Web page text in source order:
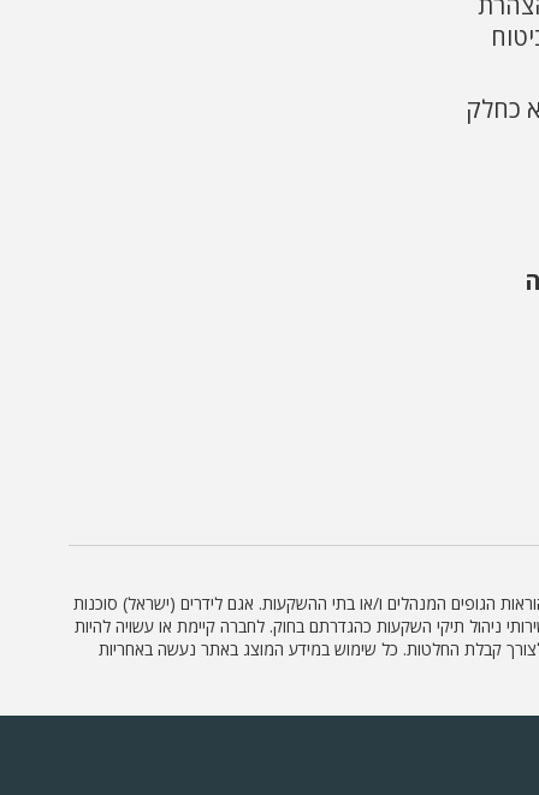
כחלק
הגופים המנהלים ו/או בתי ההשקעות. אגם לידרים (ישראל) סוכנות
או שירותי ניהול תיקי השקעות כהגדרתם בחוק. לחברה קיימת או עשויה להיות
לצורך קבלת החלטות. כל שימוש במידע המוצג באתר נעשה באחריות